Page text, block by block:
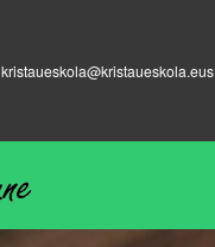
kristaueskola@kristaueskola.eus